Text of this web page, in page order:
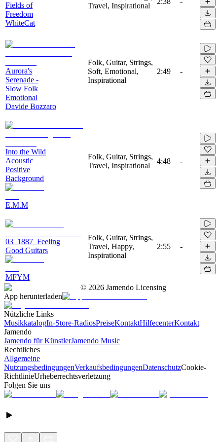
Fields of
Freedom
WhiteCat
Travel, Inspirational
Aurora's
Serenade -
Slow Folk
Emotional
Davide Bozzaro
Folk, Guitar, Strings,
Soft, Emotional,
Inspirational
2:49 -
Into the Wild
Acoustic
Positive
Background
E.M.M
Folk, Guitar, Strings,
Travel, Inspirational
4:48 -
03_1887_Feeling
Good Guitars
MFYM
Folk, Guitar, Strings,
Travel, Happy,
Inspirational
2:55 -
© 2026 Jamendo Licensing
App herunterladen
Nützliche Links
MusikkatalogIn-Store-RadiosPreiseKontaktHilfecenterKontakt
Jamendo
Jamendo für KünstlerJamendo Music
Rechtliches
Allgemeine
NutzungsbedingungenVerkaufsbedingungenDatenschutzCookie-
RichtlinieUrheberrechtsverletzung
Folgen Sie uns